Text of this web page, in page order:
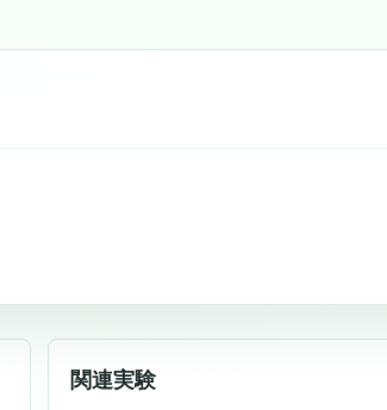
関連実験